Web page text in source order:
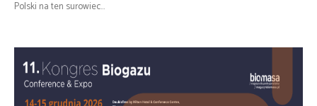
Polski na ten surowiec...